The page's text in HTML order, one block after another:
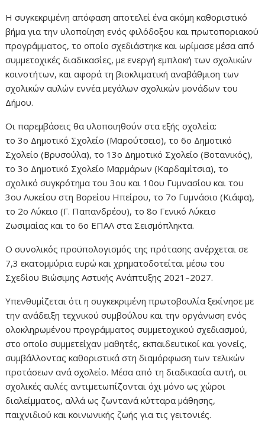
Η συγκεκριμένη απόφαση αποτελεί ένα ακόμη καθοριστικό
βήμα για την υλοποίηση ενός φιλόδοξου και πρωτοποριακού
προγράμματος, το οποίο σχεδιάστηκε και ωρίμασε μέσα από
συμμετοχικές διαδικασίες, με ενεργή εμπλοκή των σχολικών
κοινοτήτων, και αφορά τη βιοκλιματική αναβάθμιση των
σχολικών αυλών εννέα μεγάλων σχολικών μονάδων του
Δήμου.
Οι παρεμβάσεις θα υλοποιηθούν στα εξής σχολεία:
το 3ο Δημοτικό Σχολείο (Μαρούτσειο), το 6ο Δημοτικό
Σχολείο (Βρυσούλα), το 13ο Δημοτικό Σχολείο (Βοτανικός),
το 3ο Δημοτικό Σχολείο Μαρμάρων (Καρδαμίτσια), το
σχολικό συγκρότημα του 3ου και 10ου Γυμνασίου και του
3ου Λυκείου στη Βορείου Ηπείρου, το 7ο Γυμνάσιο (Κιάφα),
το 2ο Λύκειο (Γ. Παπανδρέου), το 8ο Γενικό Λύκειο
Ζωσιμαίας και το 6ο ΕΠΑΛ στα Σεισμόπληκτα.
Ο συνολικός προϋπολογισμός της πρότασης ανέρχεται σε
7,3 εκατομμύρια ευρώ και χρηματοδοτείται μέσω του
Σχεδίου Βιώσιμης Αστικής Ανάπτυξης 2021–2027.
Υπενθυμίζεται ότι η συγκεκριμένη πρωτοβουλία ξεκίνησε με
την ανάδειξη τεχνικού συμβούλου και την οργάνωση ενός
ολοκληρωμένου προγράμματος συμμετοχικού σχεδιασμού,
στο οποίο συμμετείχαν μαθητές, εκπαιδευτικοί και γονείς,
συμβάλλοντας καθοριστικά στη διαμόρφωση των τελικών
προτάσεων ανά σχολείο. Μέσα από τη διαδικασία αυτή, οι
σχολικές αυλές αντιμετωπίζονται όχι μόνο ως χώροι
διαλείμματος, αλλά ως ζωντανά κύτταρα μάθησης,
παιχνιδιού και κοινωνικής ζωής για τις γειτονιές.